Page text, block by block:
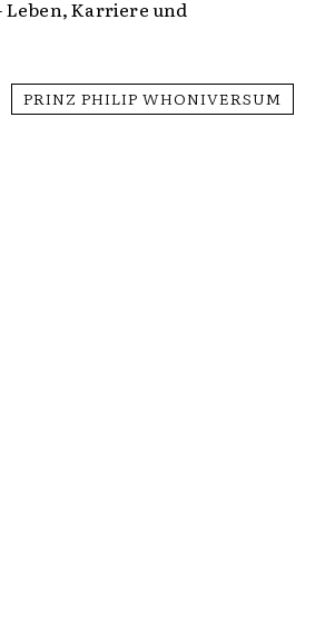
Leben, Karriere und
PRINZ PHILIP WHONIVERSUM